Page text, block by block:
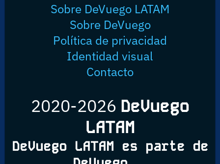
Sobre DeVuego LATAM
Sobre DeVuego
Política de privacidad
Identidad visual
Contacto
2020-2026 DeVuego
LATAM
DeVuego LATAM es parte de